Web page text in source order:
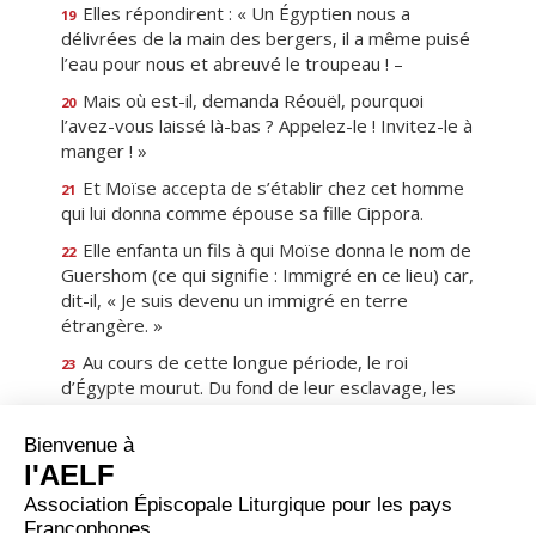
19 Elles répondirent : « Un Égyptien nous a
délivrées de la main des bergers, il a même puisé
l’eau pour nous et abreuvé le troupeau ! –
20 Mais où est-il, demanda Réouël, pourquoi
l’avez-vous laissé là-bas ? Appelez-le ! Invitez-le à
manger ! »
21 Et Moïse accepta de s’établir chez cet homme
qui lui donna comme épouse sa fille Cippora.
22 Elle enfanta un fils à qui Moïse donna le nom de
Guershom (ce qui signifie : Immigré en ce lieu) car,
dit-il, « Je suis devenu un immigré en terre
étrangère. »
23 Au cours de cette longue période, le roi
d’Égypte mourut. Du fond de leur esclavage, les
esclavage, leur appel monta vers Dieu.
24
Dieu entendit leur plainte ; Dieu se souvint de
son alliance avec Abraham, Isaac et Jacob.